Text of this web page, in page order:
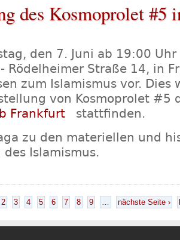
des Kosmoprolet #5
den 7. Juni ab 19:00
- Rödelheimer Straße 14, in
zum Islamismus vor. Dies
von Kosmoprolet #5
Frankfurt
stattfinden.
zu den materiellen und
Islamismus.
2 3 4 5 6 7 8 9 … nächste Seite ›